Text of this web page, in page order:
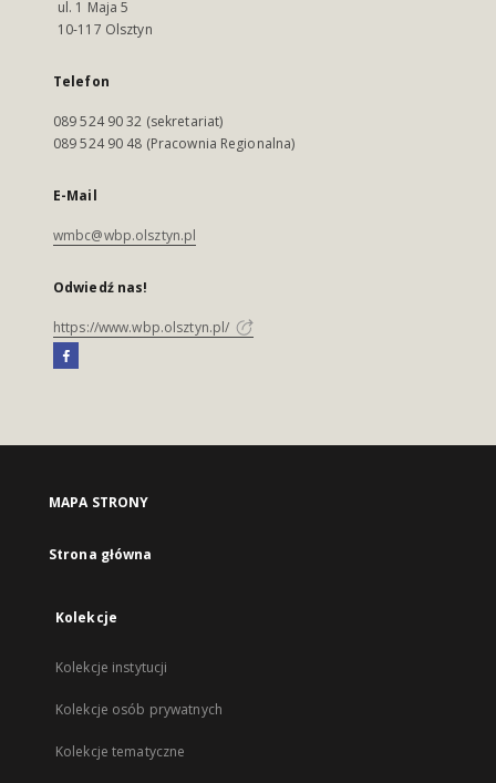
ul. 1 Maja 5
10-117 Olsztyn
Telefon
089 524 90 32 (sekretariat)
089 524 90 48 (Pracownia Regionalna)
E-Mail
wmbc@wbp.olsztyn.pl
Odwiedź nas!
https://www.wbp.olsztyn.pl/
MAPA STRONY
Strona główna
Kolekcje
Kolekcje instytucji
Kolekcje osób prywatnych
Kolekcje tematyczne